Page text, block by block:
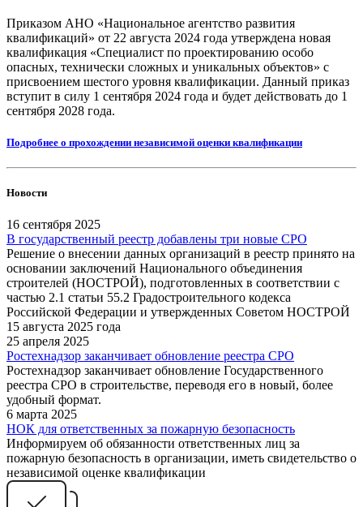
Приказом АНО «Национальное агентство развития
квалификаций» от 22 августа 2024 года утверждена новая
квалификация «Специалист по проектированию особо
опасных, технически сложных и уникальных объектов» с
присвоением шестого уровня квалификации. Данный приказ
вступит в силу 1 сентября 2024 года и будет действовать до 1
сентября 2028 года.
Подробнее о прохождении независимой оценки квалификации
Новости
16 сентября 2025
В государственный реестр добавлены три новые СРО
Решение о внесении данных организаций в реестр принято на
основании заключений Национального объединения
строителей (НОСТРОЙ), подготовленных в соответствии с
частью 2.1 статьи 55.2 Градостроительного кодекса
Российской Федерации и утвержденных Советом НОСТРОЙ
15 августа 2025 года
25 апреля 2025
Ростехнадзор заканчивает обновление реестра СРО
Ростехнадзор заканчивает обновление Государственного
реестра СРО в строительстве, переводя его в новый, более
удобный формат.
6 марта 2025
НОК для ответственных за пожарную безопасность
Информируем об обязанности ответственных лиц за
пожарную безопасность в организации, иметь свидетельство о
независимой оценке квалификации